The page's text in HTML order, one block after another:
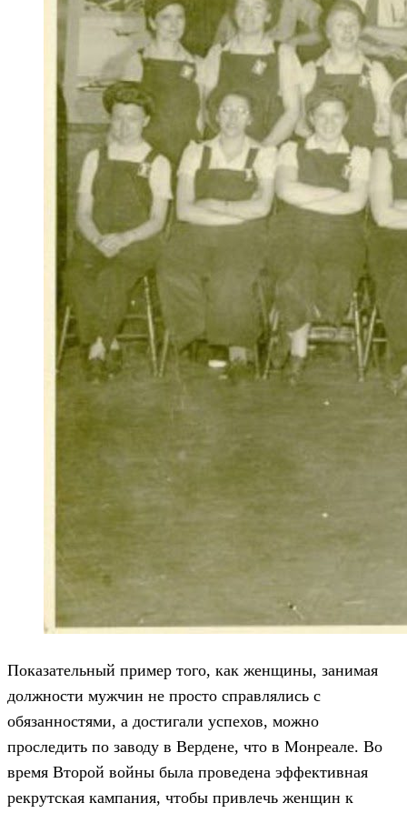
Показательный пример того, как женщины, занимая
должности мужчин не просто справлялись с
обязанностями, а достигали успехов, можно
проследить по заводу в Вердене, что в Монреале. Во
время Второй войны была проведена эффективная
рекрутская кампания, чтобы привлечь женщин к